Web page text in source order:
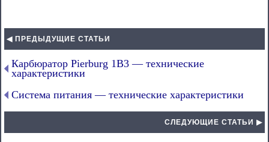
◀ ПРЕДЫДУЩИЕ СТАТЬИ
Карбюратор Pierburg 1B3 — технические
характеристики
Система питания — технические характеристики
СЛЕДУЮЩИЕ СТАТЬИ ▶